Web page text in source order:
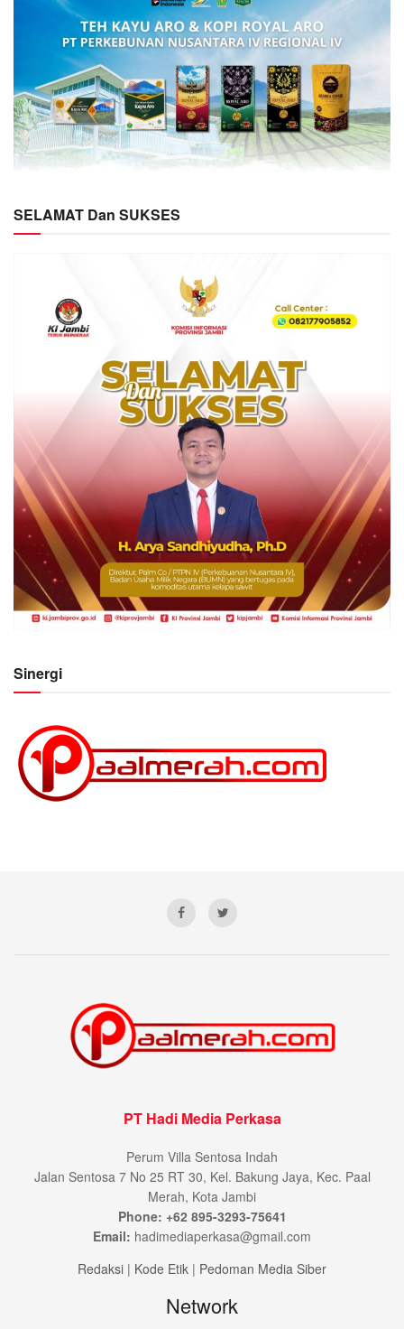
SELAMAT Dan SUKSES
Sinergi
PT Hadi Media Perkasa
Perum Villa Sentosa Indah
Jalan Sentosa 7 No 25 RT 30, Kel. Bakung Jaya, Kec. Paal
Merah, Kota Jambi
Phone: +62 895-3293-75641
Email: hadimediaperkasa@gmail.com
Redaksi | Kode Etik | Pedoman Media Siber
Network